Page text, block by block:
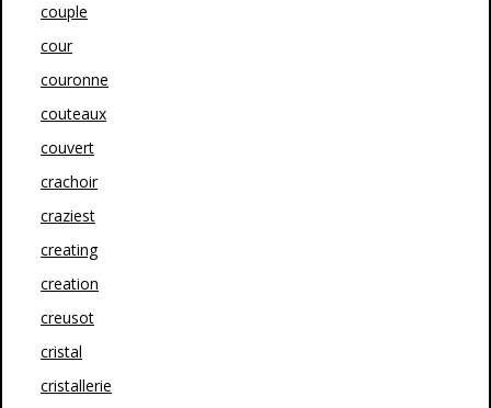
couple
cour
couronne
couteaux
couvert
crachoir
craziest
creating
creation
creusot
cristal
cristallerie